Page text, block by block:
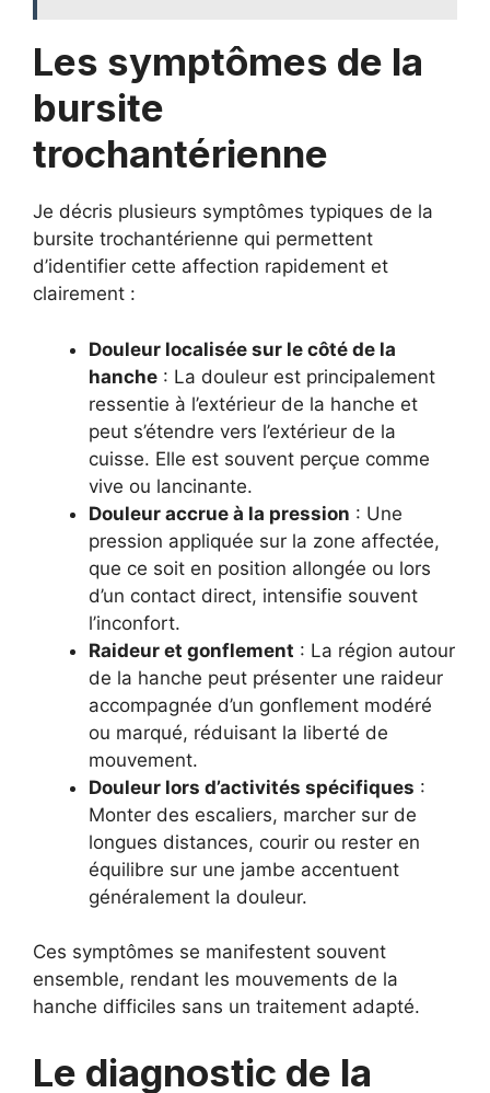
Les symptômes de la
bursite
trochantérienne
Je décris plusieurs symptômes typiques de la
bursite trochantérienne qui permettent
d’identifier cette affection rapidement et
clairement :
Douleur localisée sur le côté de la
hanche : La douleur est principalement
ressentie à l’extérieur de la hanche et
peut s’étendre vers l’extérieur de la
cuisse. Elle est souvent perçue comme
vive ou lancinante.
Douleur accrue à la pression : Une
pression appliquée sur la zone affectée,
que ce soit en position allongée ou lors
d’un contact direct, intensifie souvent
l’inconfort.
Raideur et gonflement : La région autour
de la hanche peut présenter une raideur
accompagnée d’un gonflement modéré
ou marqué, réduisant la liberté de
mouvement.
Douleur lors d’activités spécifiques :
Monter des escaliers, marcher sur de
longues distances, courir ou rester en
équilibre sur une jambe accentuent
généralement la douleur.
Ces symptômes se manifestent souvent
ensemble, rendant les mouvements de la
hanche difficiles sans un traitement adapté.
Le diagnostic de la